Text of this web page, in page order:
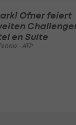
Ofner feiert
en Suite
- ATP